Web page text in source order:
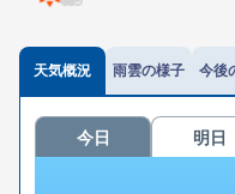
天気概況 雨雲の様子 今後
今日 明日